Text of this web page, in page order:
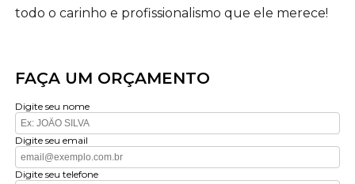
todo o carinho e profissionalismo que ele merece!
FAÇA UM ORÇAMENTO
Digite seu nome
Digite seu email
Digite seu telefone